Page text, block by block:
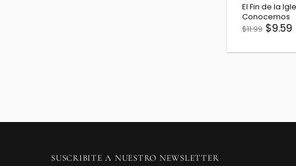
El Fin de la
Conocemos
$11.99 $9.59
SUSCRIBITE A NUESTRO NEWSLETTER